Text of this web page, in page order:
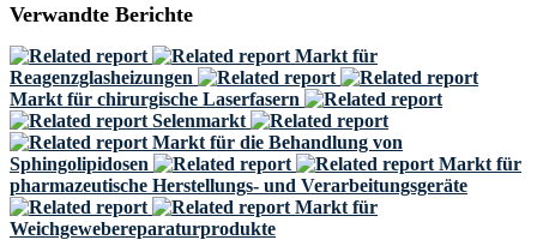
Verwandte Berichte
Markt für
Reagenzglasheizungen
Markt für chirurgische Laserfasern
Selenmarkt
Markt für die Behandlung von
Sphingolipidosen
Markt für
pharmazeutische Herstellungs- und Verarbeitungsgeräte
Markt für
Weichgewebereparaturprodukte